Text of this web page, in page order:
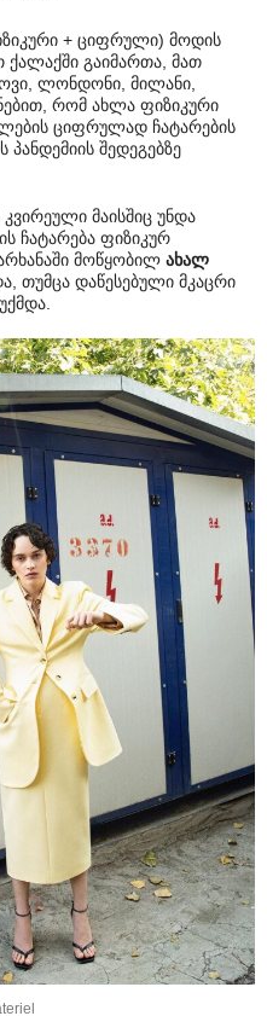
+ ციფრული) მოდის
გაიმართა, მათ
ლონდონი, მილანი,
რომ ახლა ფიზიკური
ციფრულად ჩატარების
შედეგებზე
მაისშიც უნდა
ჩატარება ფიზიკურ
მოწყობილ ახალ
თუმცა დაწესებული მკაცრი